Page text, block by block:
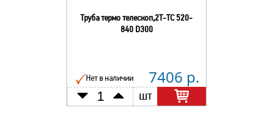
Труба термо телескоп,2Т-ТС 520-
840 D300
Нет в наличии 7406 р.
шт